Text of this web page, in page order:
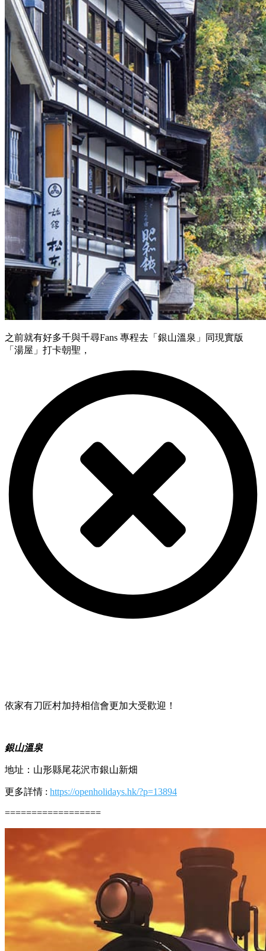
之前就有好多千與千尋Fans 專程去「銀山溫泉」同現實版
「湯屋」打卡朝聖，
依家有刀匠村加持相信會更加大受歡迎！
銀山溫泉
地址：山形縣尾花沢市銀山新畑
更多詳情 : https://openholidays.hk/?p=13894
==================